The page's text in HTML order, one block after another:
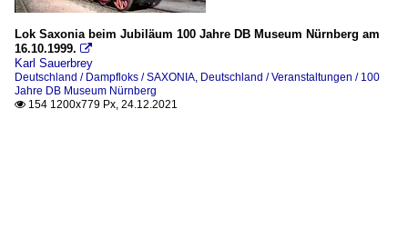
Lok Saxonia beim Jubiläum 100 Jahre DB Museum Nürnberg am
16.10.1999. 
Karl Sauerbrey
Deutschland / Dampfloks / SAXONIA Deutschland / Veranstaltungen / 100
Jahre DB Museum Nürnberg
 154 1200x779 Px, 24.12.2021